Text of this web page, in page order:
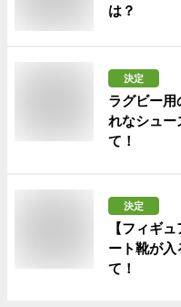
は？
決定
ラグビー用
れなシュー
て！
決定
【フィギ
ート靴が入
て！